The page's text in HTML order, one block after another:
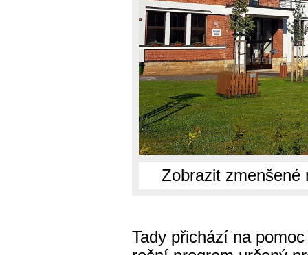
Zobrazit zmenšené
Tady přichází na